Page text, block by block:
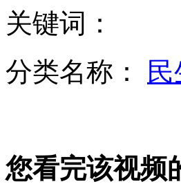
环卫工最悲凉的“办公楼”
关键词：
分类名称：
您看完该视频